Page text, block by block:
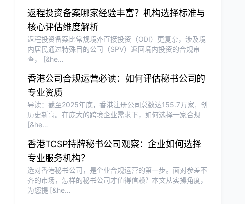
Olivia Wang ★★★★★
香港公司注册和审计服务专业高效，非常
返程投资备案哪家经验丰富？机构选择标准与
核心评估维度解析
返程投资备案比常规境外直接投资（ODI）更复杂，涉及境
内居民通过特殊目的公司（SPV）返回境内投资的合规审
查， [&he…
香港公司合规运营必读：如何评估秘书公司的
专业资质
导读：截至2025年底，香港注册公司总数达155.7万家，创
历史新高。在庞大的跨境企业需求下，如何选择一家合规
[&he…
香港TCSP持牌秘书公司观察：企业如何选择
专业服务机构？
选对香港秘书公司，是企业合规运营的第一步。面对参差不
齐的市场，怎样的秘书公司才值得信赖？本文从实操角度，
为您提 [&he…